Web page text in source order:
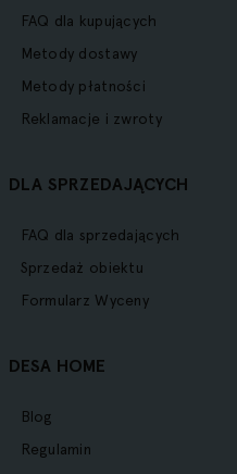
FAQ dla kupujących
Metody dostawy
Metody płatności
Reklamacje i zwroty
DLA SPRZEDAJĄCYCH
FAQ dla sprzedających
Sprzedaż obiektu
Formularz Wyceny
DESA HOME
Blog
Regulamin